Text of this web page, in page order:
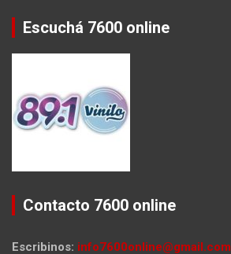
Escuchá 7600 online
Contacto 7600 online
Escribinos: info7600online@gmail.com